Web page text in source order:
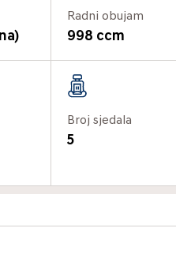
Radni obujam
998 ccm
Broj sjedala
5